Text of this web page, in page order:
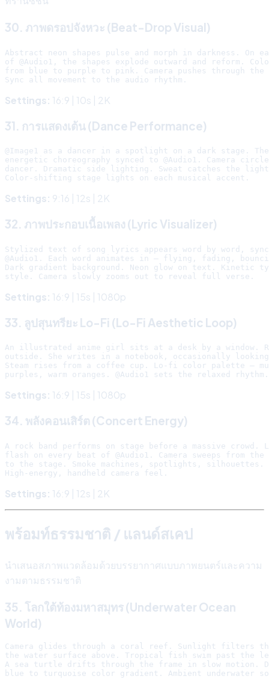
30. ภาพดรอปจังหวะ (Beat-Drop Visual)
Abstract neon shapes pulse and morph in darkness. On
of @Audio1, the shapes explode outward and reform.
from blue to purple to pink. Camera pushes through the
Settings: 16:9 | 10s | 2K
31. การแสดงเต้น (Dance Performance)
@Image1 as a dancer in a spotlight on a dark stage.
energetic choreography synced to @Audio1. Camera
dancer. Dramatic side lighting. Sweat catches the
Settings: 9:16 | 12s | 2K
32. ภาพประกอบเนื้อเพลง (Lyric Visualizer)
Stylized text of song lyrics appears word by word,
@Audio1. Each word animates in — flying, fading,
Dark gradient background. Neon glow on text. Kinetic
Settings: 16:9 | 15s | 1080p
33. ลูปสุนทรียะ Lo-Fi (Lo-Fi Aesthetic Loop)
An illustrated anime girl sits at a desk by a window.
outside. She writes in a notebook, occasionally
Steam rises from a coffee cup. Lo-fi color palette —
Settings: 16:9 | 15s | 1080p
34. พลังคอนเสิร์ต (Concert Energy)
A rock band performs on stage before a massive crowd.
flash on every beat of @Audio1. Camera sweeps from the
to the stage. Smoke machines, spotlights, silhouettes.
Settings: 16:9 | 12s | 2K
พร้อมท์ธรรมชาติ / แลนด์สเคป
นำเสนอสภาพแวดล้อมด้วยบรรยากาศแบบภาพยนตร์และความ
งามตามธรรมชาติ
35. โลกใต้ท้องมหาสมุทร (Underwater Ocean
World)
Camera glides through a coral reef. Sunlight filters
the water surface above. Tropical fish swim past the
A sea turtle drifts through the frame in slow motion.